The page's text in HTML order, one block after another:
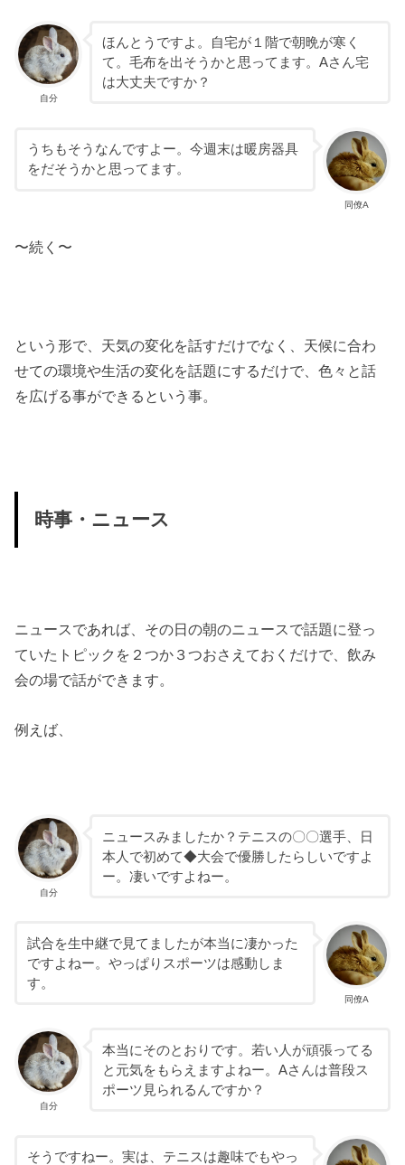
自分
ほんとうですよ。自宅が１階で朝晩が寒く
て。毛布を出そうかと思ってます。Aさん宅
は大丈夫ですか？
同僚A
うちもそうなんですよー。今週末は暖房器具
をだそうかと思ってます。
〜続く〜
という形で、天気の変化を話すだけでなく、天候に合わ
せての環境や生活の変化を話題にするだけで、色々と話
を広げる事ができるという事。
時事・ニュース
ニュースであれば、その日の朝のニュースで話題に登っ
ていたトピックを２つか３つおさえておくだけで、飲み
会の場で話ができます。
例えば、
自分
ニュースみましたか？テニスの〇〇選手、日
本人で初めて◆大会で優勝したらしいですよ
ー。凄いですよねー。
同僚A
試合を生中継で見てましたが本当に凄かった
ですよねー。やっぱりスポーツは感動しま
す。
自分
本当にそのとおりです。若い人が頑張ってる
と元気をもらえますよねー。Aさんは普段ス
ポーツ見られるんですか？
そうですねー。実は、テニスは趣味でもやっ